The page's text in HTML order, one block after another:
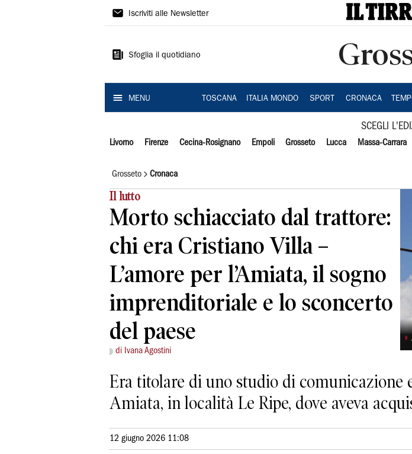
Il
Iscriviti alle Newsletter
Sfoglia il quotidiano
MENU TOSCANA ITALIA MONDO SPORT CRONACA
SCEGLI
Livorno Firenze Cecina-Rosignano Empoli Grosseto Lucca Massa-Carrara
Grosseto Cronaca
Il lutto
Morto schiacciato dal trattore:
chi era Cristiano Villa –
L’amore per l’Amiata, il sogno
imprenditoriale e lo sconcerto
del paese
di Ivana Agostini
◗
Era titolare di uno studio di comunicazione
Amiata, in località Le Ripe, dove aveva
12 giugno 2026 11:08